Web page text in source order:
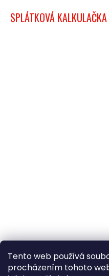
Tento web používá
procházením tohoto
SPLÁTKOVÁ
Hledáte nejvýhodnější